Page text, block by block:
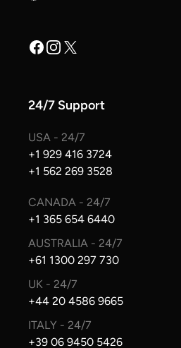
Facebook
Instagram
X
24/7 Support
USA - 24/7
+1 929 416 3724
+1 562 269 3528
CANADA - 24/7
+1 365 654 6440
AUSTRALIA - 24/7
+61 1300 297 730
UK - 24/7
+44 20 4586 9665
ITALY - 24/7
+39 06 9450 5426